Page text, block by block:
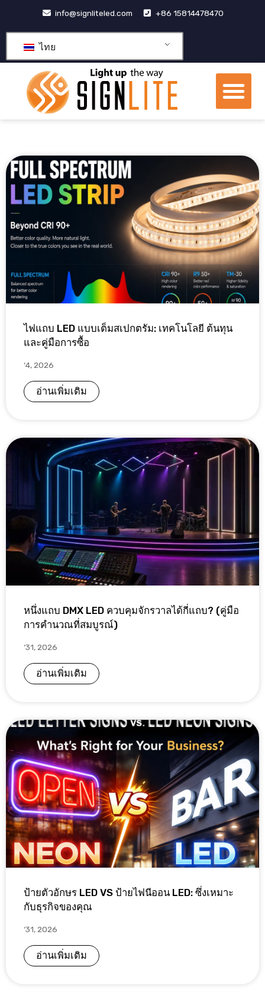
内
info@signliteled.com +86 15814478470
ไทย
เม
ไฟแถบ LED แบบเต็มสเปกตรัม: เทคโนโลยี ต้นทุน
และคู่มือการซื้อ
‘4, 2026
อ่านเพิ่มเติม
หนึ่งแถบ DMX LED ควบคุมจักรวาลได้กี่แถบ? (คู่มือ
การคำนวณที่สมบูรณ์)
‘31, 2026
อ่านเพิ่มเติม
ป้ายตัวอักษร LED VS ป้ายไฟนีออน LED: ซึ่งเหมาะ
กับธุรกิจของคุณ
‘31, 2026
อ่านเพิ่มเติม